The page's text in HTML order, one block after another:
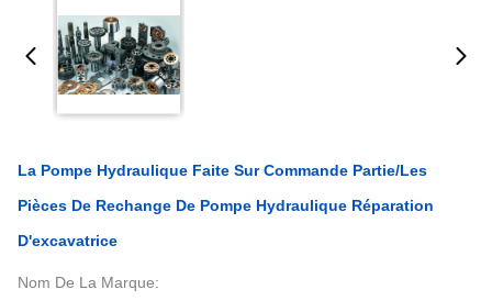
La Pompe Hydraulique Faite Sur Commande Partie/les
Pièces De Rechange De Pompe Hydraulique Réparation
D'excavatrice
Nom De La Marque: